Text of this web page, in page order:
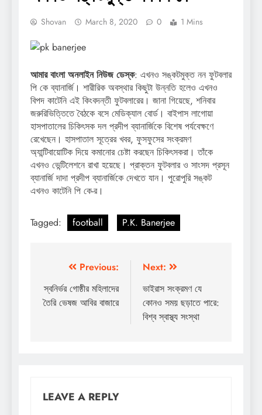
Shovan March 8, 2020 0 1 Mins
আমার বাংলা অনলাইন নিউজ ডেস্ক: এখনও সঙ্কটমুক্ত নন ফুটবলার
পি কে ব্যানার্জি। শারীরিক অবস্থার কিছুটা উন্নতি হলেও এখনও
বিপদ কাটেনি এই কিংবদন্তী ফুটবলারের। জানা গিয়েছে, শনিবার
জরুরিভিত্তিতে বৈঠকে বসে মেডিক্যাল বোর্ড। বাইপাস লাগোয়া
হাসপাতালের চিকিৎসক দল প্রদীপ ব্যানার্জিকে বিশেষ পর্যবেক্ষণে
রেখেছেন। হাসপাতাল সূত্রের খবর, ফুসফুসের সংক্রমণ
অ্যান্টিবায়োটিক দিয়ে কমানোর চেষ্টা করছেন চিকিৎসকরা। তাঁকে
এখনও ভেন্টিলেশনে রাখা হয়েছে। প্রাক্তন ফুটবলার ও সাংসদ প্রসূন
ব্যানার্জি দাদা প্রদীপ ব্যানার্জিকে দেখতে যান। পুরোপুরি সঙ্কট
এখনও কাটেনি পি কে-র।
Tagged: football P.K. Banerjee
navigation
Previous:
স্বনির্ভর গোষ্ঠীর মহিলাদের
তৈরি ভেষজ আবির বাজারে
Next:
ভাইরাস সংক্রমণ যে
কোনও সময় ছড়াতে পারে:
বিশ্ব স্বাস্থ্য সংস্থা
LEAVE A REPLY